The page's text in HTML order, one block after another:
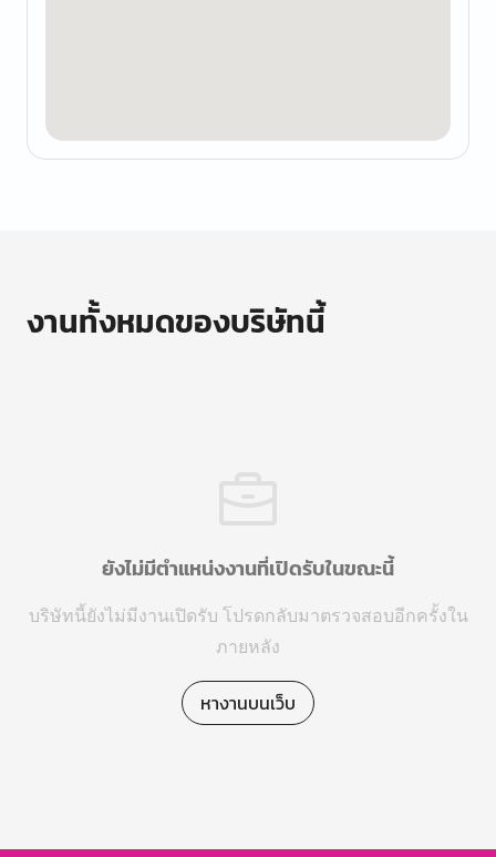
งานทั้งหมดของบริษัทนี้
ยังไม่มีตำแหน่งงานที่เปิดรับในขณะนี้
บริษัทนี้ยังไม่มีงานเปิดรับ โปรดกลับมาตรวจสอบอีกครั้งใน
ภายหลัง
หางานบนเว็บ